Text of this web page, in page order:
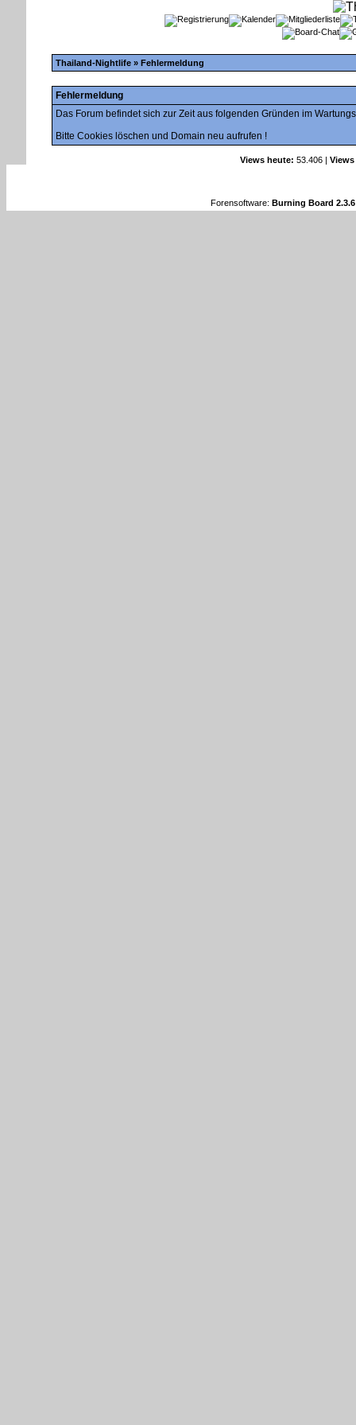
Thailand-Nightlife » Fehlermeldung
Fehlermeldung
Das Forum befindet sich zur Zeit aus folgenden Gründen im
Bitte Cookies löschen und Domain neu aufrufen !
Views heute: 53.406 |
Forensoftware: Burning Board 2.3.6